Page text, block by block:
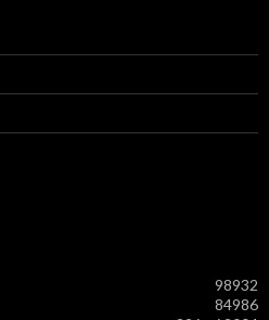
98932
84986